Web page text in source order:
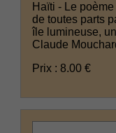
Haïti - Le
de toutes parts
île lumineuse,
Claude
Prix : 8.00 €